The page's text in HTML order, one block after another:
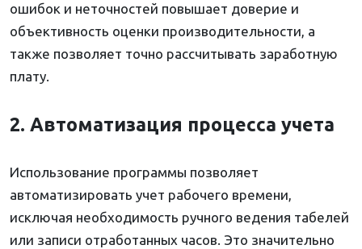
ошибок и неточностей повышает доверие и
объективность оценки производительности, а
также позволяет точно рассчитывать заработную
плату.
2. Автоматизация процесса учета
Использование программы позволяет
автоматизировать учет рабочего времени,
исключая необходимость ручного ведения табелей
или записи отработанных часов. Это значительно